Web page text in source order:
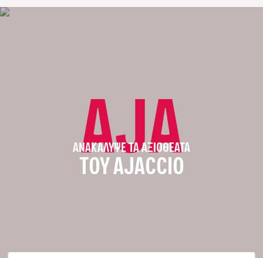
AJA
ΑΝΑΚΆΛΥΨΕ ΤΑ ΑΞΙΟΘΈΑΤΑ
ΤΟΥ AJACCIO